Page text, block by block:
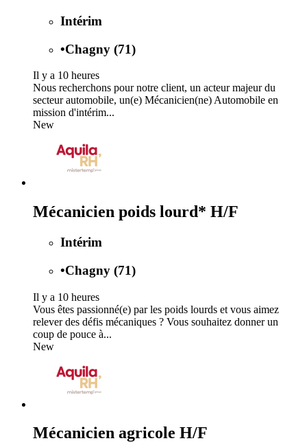
Intérim
•Chagny (71)
Il y a 10 heures
Nous recherchons pour notre client, un acteur majeur du
secteur automobile, un(e) Mécanicien(ne) Automobile en
mission d'intérim...
New
Mécanicien poids lourd* H/F
Intérim
•Chagny (71)
Il y a 10 heures
Vous êtes passionné(e) par les poids lourds et vous aimez
relever des défis mécaniques ? Vous souhaitez donner un
coup de pouce à...
New
Mécanicien agricole H/F